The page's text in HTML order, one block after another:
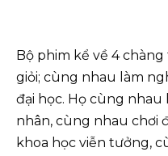
Bộ phim kể về 4
giỏi; cùng nhau làm
đại học. Họ cùng nhau
nhân, cùng nhau chơi
khoa học viễn tưởng,